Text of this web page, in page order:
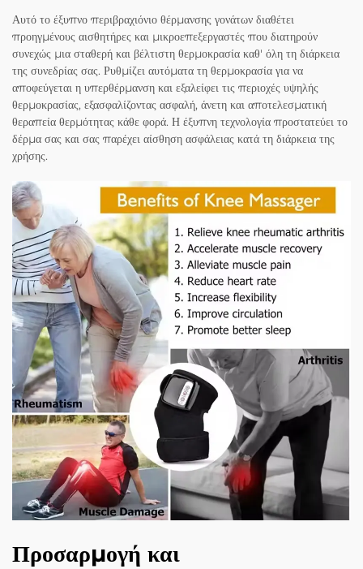
Αυτό το έξυπνο περιβραχιόνιο θέρμανσης γονάτων διαθέτει
προηγμένους αισθητήρες και μικροεπεξεργαστές που διατηρούν
συνεχώς μια σταθερή και βέλτιστη θερμοκρασία καθ' όλη τη διάρκεια
της συνεδρίας σας. Ρυθμίζει αυτόματα τη θερμοκρασία για να
αποφεύγεται η υπερθέρμανση και εξαλείφει τις περιοχές υψηλής
θερμοκρασίας, εξασφαλίζοντας ασφαλή, άνετη και αποτελεσματική
θεραπεία θερμότητας κάθε φορά. Η έξυπνη τεχνολογία προστατεύει το
δέρμα σας και σας παρέχει αίσθηση ασφάλειας κατά τη διάρκεια της
χρήσης.
Προσαρμογή και